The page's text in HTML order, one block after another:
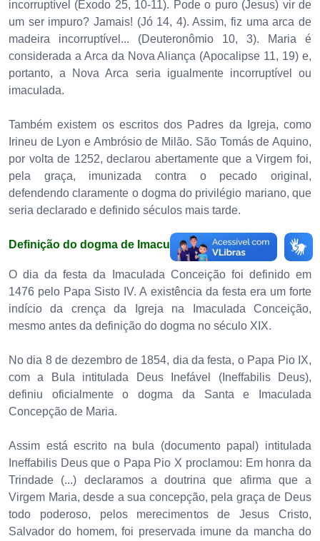
incorruptível (Êxodo 25, 10-11). Pode o puro (Jesus) vir de
um ser impuro? Jamais! (Jó 14, 4). Assim, fiz uma arca de
madeira incorruptível... (Deuteronômio 10, 3). Maria é
considerada a Arca da Nova Aliança (Apocalipse 11, 19) e,
portanto, a Nova Arca seria igualmente incorruptível ou
imaculada.
Também existem os escritos dos Padres da Igreja, como
Irineu de Lyon e Ambrósio de Milão. São Tomás de Aquino,
por volta de 1252, declarou abertamente que a Virgem foi,
pela graça, imunizada contra o pecado original,
defendendo claramente o dogma do privilégio mariano, que
seria declarado e definido séculos mais tarde.
Definição do dogma de Imaculada Conceição
O dia da festa da Imaculada Conceição foi definido em
1476 pelo Papa Sisto IV. A existência da festa era um forte
indício da crença da Igreja na Imaculada Conceição,
mesmo antes da definição do dogma no século XIX.
No dia 8 de dezembro de 1854, dia da festa, o Papa Pio IX,
com a Bula intitulada Deus Inefável (Ineffabilis Deus),
definiu oficialmente o dogma da Santa e Imaculada
Concepção de Maria.
Assim está escrito na bula (documento papal) intitulada
Ineffabilis Deus que o Papa Pio X proclamou: Em honra da
Trindade (...) declaramos a doutrina que afirma que a
Virgem Maria, desde a sua concepção, pela graça de Deus
todo poderoso, pelos merecimentos de Jesus Cristo,
Salvador do homem, foi preservada imune da mancha do